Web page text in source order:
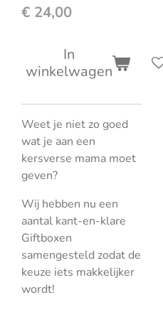
€ 24,00
In
winkelwagen
Weet je niet zo goed
wat je aan een
kersverse mama moet
geven?
Wij hebben nu een
aantal kant-en-klare
Giftboxen
samengesteld zodat de
keuze iets makkelijker
wordt!